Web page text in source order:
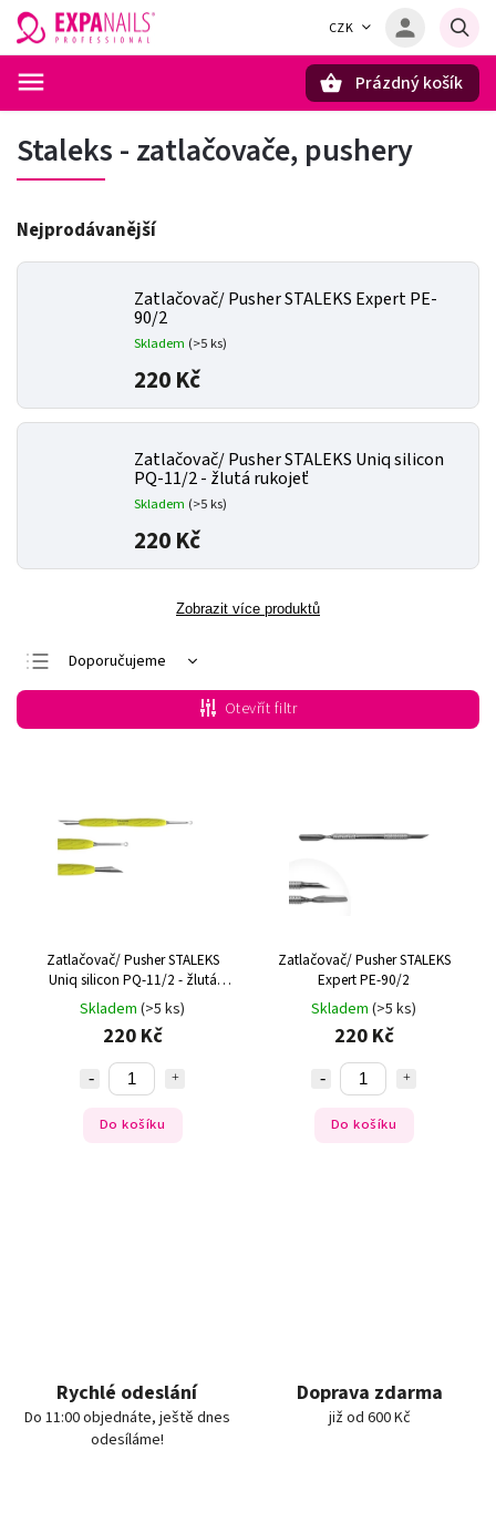
CZK
Prázdný košík
Staleks - zatlačovače, pushery
Nejprodávanější
Zatlačovač/ Pusher STALEKS Expert PE-
90/2
Skladem (>5 ks)
220 Kč
Zatlačovač/ Pusher STALEKS Uniq silicon
PQ-11/2 - žlutá rukojeť
Skladem (>5 ks)
220 Kč
Zobrazit více produktů
Doporučujeme
Nejlevnější
Nejdražší
Otevřít filtr
Zatlačovač/ Pusher STALEKS
Uniq silicon PQ-11/2 - žlutá
rukojeť
Skladem (>5 ks)
220 Kč
Do košíku
Zatlačovač/ Pusher STALEKS
Expert PE-90/2
Skladem (>5 ks)
220 Kč
Do košíku
Rychlé odeslání
Do 11:00 objednáte, ještě dnes
odesíláme!
Doprava zdarma
již od 600 Kč